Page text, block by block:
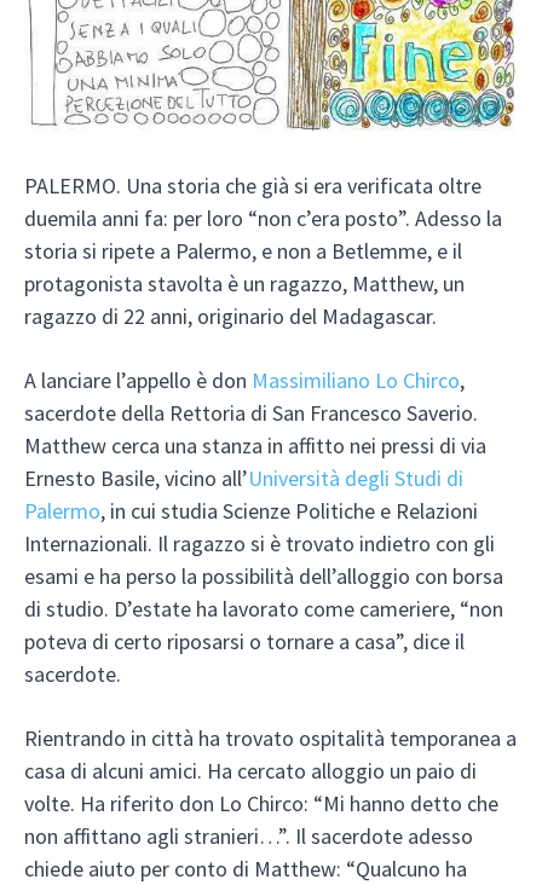
PALERMO. Una storia che già si era verificata oltre
duemila anni fa: per loro “non c’era posto”. Adesso la
storia si ripete a Palermo, e non a Betlemme, e il
protagonista stavolta è un ragazzo, Matthew, un
ragazzo di 22 anni, originario del Madagascar.
A lanciare l’appello è don Massimiliano Lo Chirco,
sacerdote della Rettoria di San Francesco Saverio.
Matthew cerca una stanza in affitto nei pressi di via
Ernesto Basile, vicino all’Università degli Studi di
Palermo, in cui studia Scienze Politiche e Relazioni
Internazionali. Il ragazzo si è trovato indietro con gli
esami e ha perso la possibilità dell’alloggio con borsa
di studio. D’estate ha lavorato come cameriere, “non
poteva di certo riposarsi o tornare a casa”, dice il
sacerdote.
Rientrando in città ha trovato ospitalità temporanea a
casa di alcuni amici. Ha cercato alloggio un paio di
volte. Ha riferito don Lo Chirco: “Mi hanno detto che
non affittano agli stranieri…”. Il sacerdote adesso
chiede aiuto per conto di Matthew: “Qualcuno ha